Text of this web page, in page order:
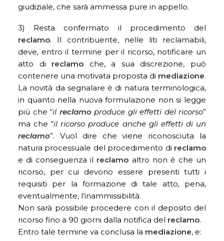
giudiziale, che sarà ammessa pure in appello.
3) Resta confermato il procedimento del
reclamo. Il contribuente, nelle liti reclamabili,
deve, entro il termine per il ricorso, notificare un
atto di reclamo che, a sua discrezione, può
contenere una motivata proposta di mediazione.
La novità da segnalare è di natura terminologica,
in quanto nella nuova formulazione non si legge
più che “il reclamoproduce gli effetti del ricorso”
ma che “il ricorso produce anche gli effetti di un
reclamo”. Vuol dire che viene riconosciuta la
natura processuale del procedimento di reclamo
e di conseguenza il reclamo altro non è che un
ricorso, per cui devono essere presenti tutti i
requisiti per la formazione di tale atto, pena,
eventualmente, l’inammissibilità.
Non sarà possibile procedere con il deposito del
ricorso fino a 90 giorni dalla notifica del reclamo.
Entro tale termine va conclusa la mediazione, e: